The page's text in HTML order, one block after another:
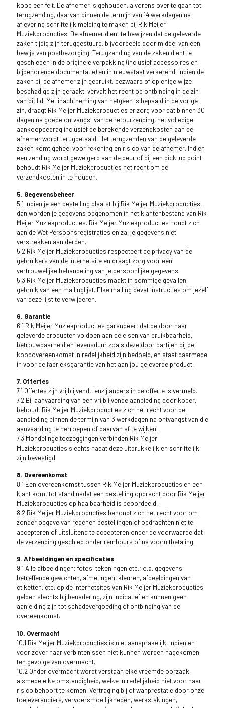
koop een feit. De afnemer is gehouden, alvorens over te gaan tot
terugzending, daarvan binnen de termijn van 14 werkdagen na
aflevering schriftelijk melding te maken bij Rik Meijer
Muziekproducties. De afnemer dient te bewijzen dat de geleverde
zaken tijdig zijn teruggestuurd, bijvoorbeeld door middel van een
bewijs van postbezorging. Terugzending van de zaken dient te
geschieden in de originele verpakking (inclusief accessoires en
bijbehorende documentatie) en in nieuwstaat verkerend. Indien de
zaken bij de afnemer zijn gebruikt, bezwaard of op enige wijze
beschadigd zijn geraakt, vervalt het recht op ontbinding in de zin
van dit lid. Met inachtneming van hetgeen is bepaald in de vorige
zin, draagt Rik Meijer Muziekproducties er zorg voor dat binnen 30
dagen na goede ontvangst van de retourzending, het volledige
aankoopbedrag inclusief de berekende verzendkosten aan de
afnemer wordt terugbetaald. Het terugzenden van de geleverde
zaken komt geheel voor rekening en risico van de afnemer. Indien
een zending wordt geweigerd aan de deur of bij een pick-up point
behoudt Rik Meijer Muziekproducties het recht om de
verzendkosten in te houden.
5. Gegevensbeheer
5.1 Indien je een bestelling plaatst bij Rik Meijer Muziekproducties,
dan worden je gegevens opgenomen in het klantenbestand van Rik
Meijer Muziekproducties. Rik Meijer Muziekproducties houdt zich
aan de Wet Persoonsregistraties en zal je gegevens niet
verstrekken aan derden.
5.2 Rik Meijer Muziekproducties respecteert de privacy van de
gebruikers van de internetsite en draagt zorg voor een
vertrouwelijke behandeling van je persoonlijke gegevens.
5.3 Rik Meijer Muziekproducties maakt in sommige gevallen
gebruik van een mailinglijst. Elke mailing bevat instructies om jezelf
van deze lijst te verwijderen.
6. Garantie
6.1 Rik Meijer Muziekproducties garandeert dat de door haar
geleverde producten voldoen aan de eisen van bruikbaarheid,
betrouwbaarheid en levensduur zoals deze door partijen bij de
koopovereenkomst in redelijkheid zijn bedoeld, en staat daarmede
in voor de fabrieksgarantie van het aan jou geleverde product.
7. Offertes
7.1 Offertes zijn vrijblijvend, tenzij anders in de offerte is vermeld.
7.2 Bij aanvaarding van een vrijblijvende aanbieding door koper,
behoudt Rik Meijer Muziekproducties zich het recht voor de
aanbieding binnen de termijn van 3 werkdagen na ontvangst van die
aanvaarding te herroepen of daarvan af te wijken.
7.3 Mondelinge toezeggingen verbinden Rik Meijer
Muziekproducties slechts nadat deze uitdrukkelijk en schriftelijk
zijn bevestigd.
8. Overeenkomst
8.1 Een overeenkomst tussen Rik Meijer Muziekproducties en een
klant komt tot stand nadat een bestelling opdracht door Rik Meijer
Muziekproducties op haalbaarheid is beoordeeld.
8.2 Rik Meijer Muziekproducties behoudt zich het recht voor om
zonder opgave van redenen bestellingen of opdrachten niet te
accepteren of uitsluitend te accepteren onder de voorwaarde dat
de verzending geschied onder rembours of na vooruitbetaling.
9. Afbeeldingen en specificaties
9.1 Alle afbeeldingen; fotos, tekeningen etc.; o.a. gegevens
betreffende gewichten, afmetingen, kleuren, afbeeldingen van
etiketten, etc. op de internetsites van Rik Meijer Muziekproducties
gelden slechts bij benadering, zijn indicatief en kunnen geen
aanleiding zijn tot schadevergoeding of ontbinding van de
overeenkomst.
10. Overmacht
10.1 Rik Meijer Muziekproducties is niet aansprakelijk, indien en
voor zover haar verbintenissen niet kunnen worden nagekomen
ten gevolge van overmacht.
10.2 Onder overmacht wordt verstaan elke vreemde oorzaak,
alsmede elke omstandigheid, welke in redelijkheid niet voor haar
risico behoort te komen. Vertraging bij of wanprestatie door onze
toeleveranciers, vervoersmoeilijkheden, werkstakingen,